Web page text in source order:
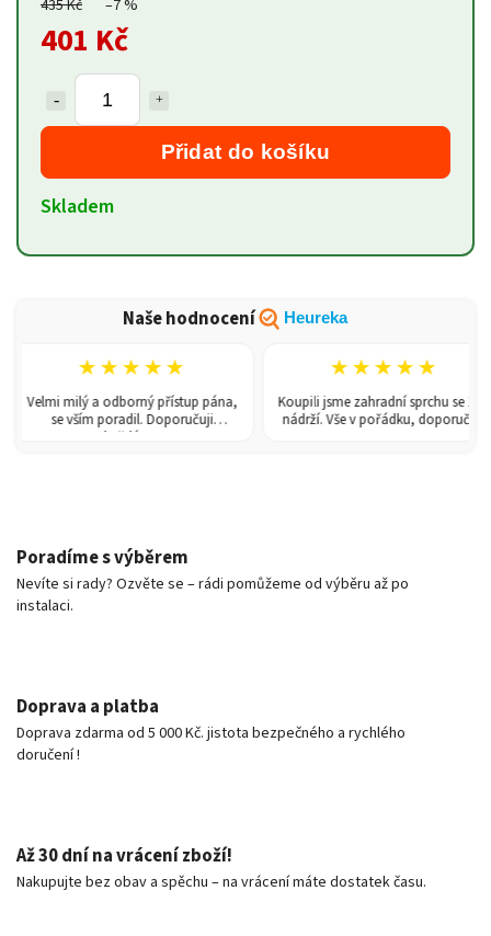
435 Kč –7 %
401 Kč
Přidat do košíku
Skladem
Naše hodnocení Heureka
★★★★★
Velmi milý a odborný přístup pána,
se vším poradil. Doporučuji
každému!
★★★★★
Koupili jsme zahradní sprchu se 150l
nádrží. Vše v pořádku, doporučuji.
Poradíme s výběrem
Nevíte si rady? Ozvěte se – rádi pomůžeme od výběru až po
instalaci.
Doprava a platba
Doprava zdarma od 5 000 Kč. jistota bezpečného a rychlého
doručení !
Až 30 dní na vrácení zboží!
Nakupujte bez obav a spěchu – na vrácení máte dostatek času.